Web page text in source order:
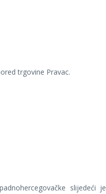
trgovine Pravac.
slijedeći je